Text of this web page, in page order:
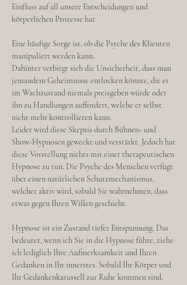
Einfluss auf all unsere Entscheidungen und
körperlichen Prozesse hat.
Eine häufige Sorge ist, ob die Psyche des Klienten
manipuliert werden kann.
Dahinter verbirgt sich die Unsicherheit, dass man
jemandem Geheimnisse entlocken könnte, die er
im Wachzustand niemals preisgeben würde oder
ihn zu Handlungen auffordert, welche er selbst
nicht mehr kontrollieren kann.
Leider wird diese Skepsis durch Bühnen- und
Show-Hypnosen geweckt und verstärkt. Jedoch hat
diese Vorstellung nichts mit einer therapeutischen
Hypnose zu tun. Die Psyche des Menschen verfügt
über einen natürlichen Schutzmechanismus,
welcher aktiv wird, sobald Sie wahrnehmen, dass
etwas gegen Ihren Willen geschieht.
Hypnose ist ein Zustand tiefer Entspannung. Das
bedeutet, wenn ich Sie in die Hypnose führe, ziehe
ich lediglich Ihre Aufmerksamkeit und Ihren
Gedanken in Ihr innerstes. Sobald Ihr Körper und
Ihr Gedankenkarussell zur Ruhe kommen sind,